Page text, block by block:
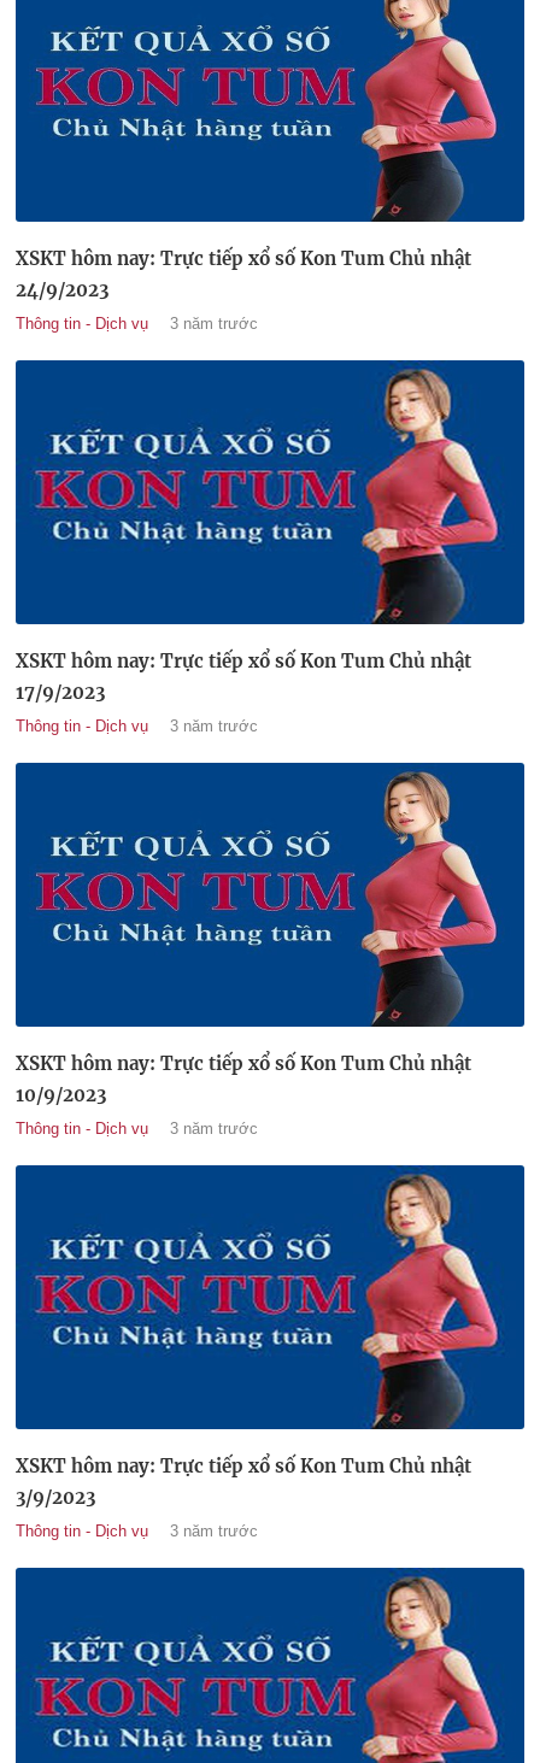
XSKT hôm nay: Trực tiếp xổ số Kon Tum Chủ nhật
24/9/2023
Thông tin - Dịch vụ 3 năm trước
XSKT hôm nay: Trực tiếp xổ số Kon Tum Chủ nhật
17/9/2023
Thông tin - Dịch vụ 3 năm trước
XSKT hôm nay: Trực tiếp xổ số Kon Tum Chủ nhật
10/9/2023
Thông tin - Dịch vụ 3 năm trước
XSKT hôm nay: Trực tiếp xổ số Kon Tum Chủ nhật
3/9/2023
Thông tin - Dịch vụ 3 năm trước